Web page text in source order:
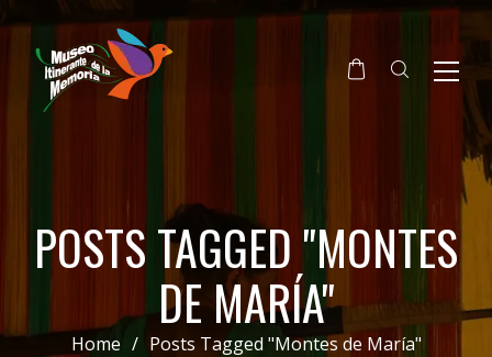
POSTS TAGGED "MONTES
DE MARÍA"
Home / Posts Tagged "Montes de María"